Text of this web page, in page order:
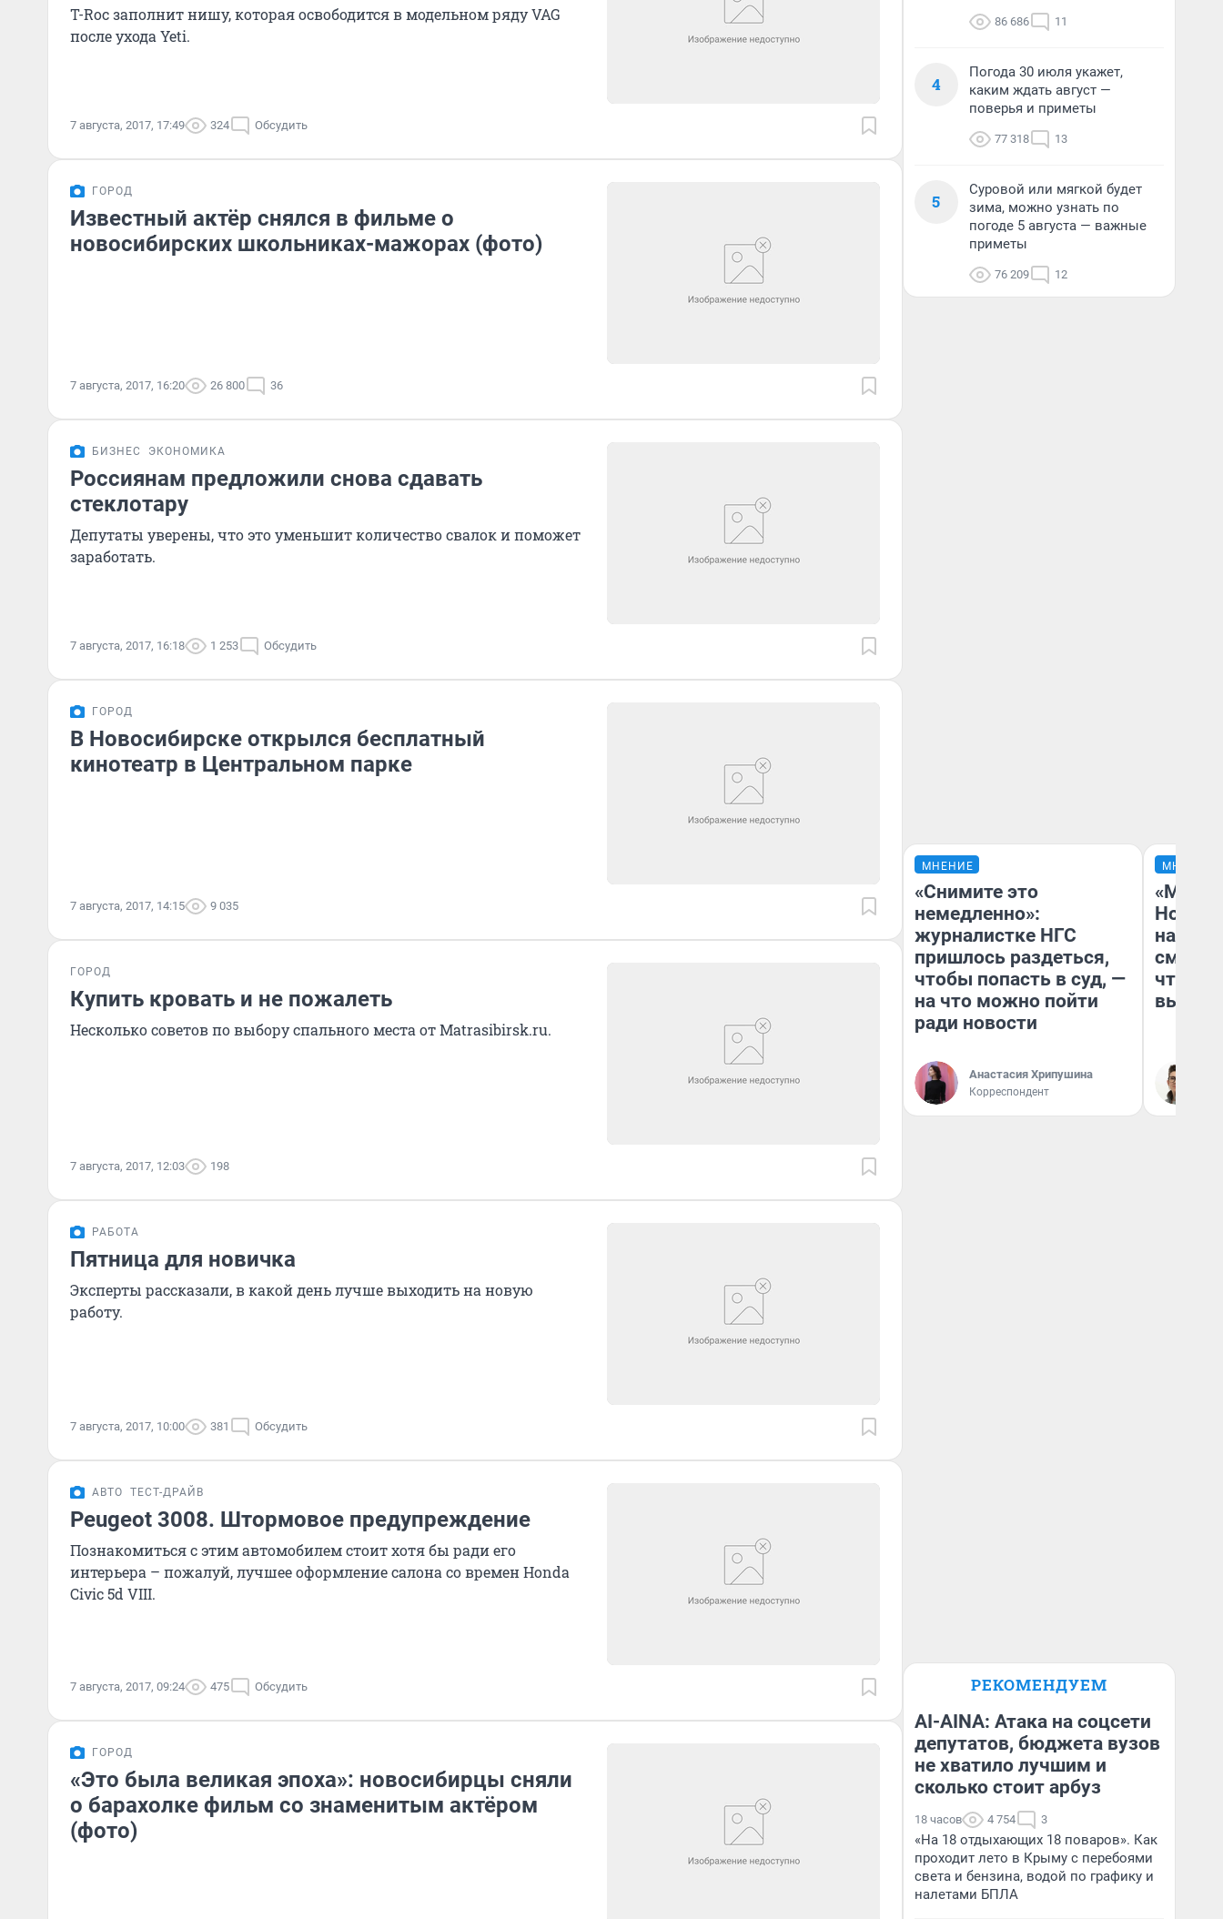
T-Roc заполнит нишу, которая освободится в модельном ряду VAG
после ухода Yeti.
7 августа, 2017, 17:49 324 Обсудить
ГОРОД
Известный актёр снялся в фильме о
новосибирских школьниках-мажорах (фото)
7 августа, 2017, 16:20 26 800 36
БИЗНЕС ЭКОНОМИКА
Россиянам предложили снова сдавать
стеклотару
Депутаты уверены, что это уменьшит количество свалок и поможет
заработать.
7 августа, 2017, 16:18 1 253 Обсудить
ГОРОД
В Новосибирске открылся бесплатный
кинотеатр в Центральном парке
7 августа, 2017, 14:15 9 035
ГОРОД
Купить кровать и не пожалеть
Несколько советов по выбору спального места от Matrasibirsk.ru.
7 августа, 2017, 12:03 198
РАБОТА
Пятница для новичка
Эксперты рассказали, в какой день лучше выходить на новую
работу.
7 августа, 2017, 10:00 381 Обсудить
АВТО ТЕСТ-ДРАЙВ
Peugeot 3008. Штормовое предупреждение
Познакомиться с этим автомобилем стоит хотя бы ради его
интерьера – пожалуй, лучшее оформление салона со времен Honda
Civic 5d VIII.
7 августа, 2017, 09:24 475 Обсудить
ГОРОД
«Это была великая эпоха»: новосибирцы сняли
о барахолке фильм со знаменитым актёром
(фото)
86 686 11
4
Погода 30 июля укажет,
каким ждать август —
поверья и приметы
77 318 13
5
Суровой или мягкой будет
зима, можно узнать по
погоде 5 августа — важные
приметы
76 209 12
МНЕНИЕ
«Снимите это
немедленно»:
журналистке НГС
пришлось раздеться,
чтобы попасть в суд, —
на что можно пойти
ради новости
Анастасия Хрипушина
Корреспондент
МНЕНИЕ
«Мы
чтобы
РЕКОМЕНДУЕМ
AI-AINA: Атака на соцсети
депутатов, бюджета вузов
не хватило лучшим и
сколько стоит арбуз
18 часов 4 754 3
«На 18 отдыхающих 18 поваров». Как
проходит лето в Крыму с перебоями
света и бензина, водой по графику и
налетами БПЛА